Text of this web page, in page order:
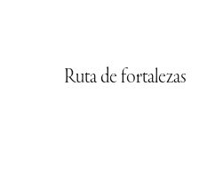
Ruta de fortalezas